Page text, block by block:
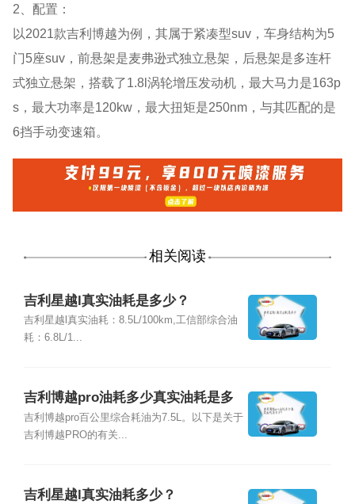
2、配置：
以2021款吉利博越为例，其属于紧凑型suv，车身结构为5
门5座suv，前悬架是麦弗逊式独立悬架，后悬架是多连杆
式独立悬架，搭载了1.8l涡轮增压发动机，最大马力是163p
s，最大功率是120kw，最大扭矩是250nm，与其匹配的是
6挡手动变速箱。
相关阅读
吉利星越l真实油耗是多少？
吉利星越l真实油耗：8.5L/100km,工信部综合油
耗：6.8L/1...
吉利博越pro油耗多少真实油耗是多
少？
吉利博越pro百公里综合耗油为7.5L。以下是关于
吉利博越PRO的有关...
吉利星越l真实油耗多少？